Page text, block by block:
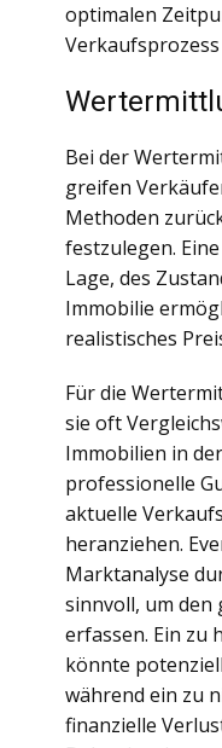
optimalen
Bei der
greifen
Methoden
festzulegen.
Lage, des
Immobilie
realistisches
Für die
sie oft
Immobilien in
professionelle
aktuelle
heranziehen.
Marktanalyse
sinnvoll, um den
erfassen. Ein zu
könnte
während ein zu
finanzielle